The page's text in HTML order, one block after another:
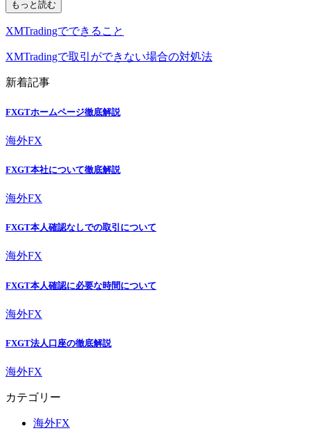
もっと読む
XMTradingでできること
XMTradingで取引ができない場合の対処法
新着記事
FXGTホームページ徹底解説
海外FX
FXGT本社について徹底解説
海外FX
FXGT本人確認なしでの取引について
海外FX
FXGT本人確認に必要な時間について
海外FX
FXGT法人口座の徹底解説
海外FX
カテゴリー
海外FX